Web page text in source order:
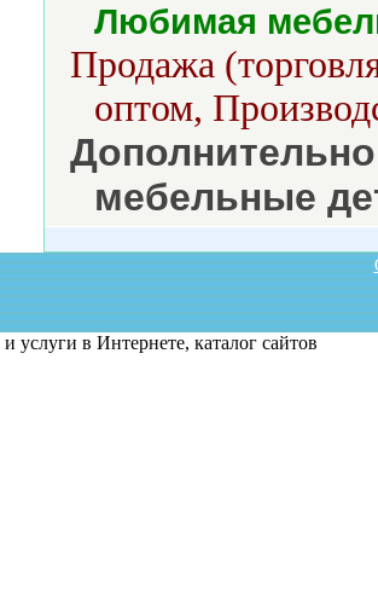
Любимая
Продажа
оптом,
мебельные
в Интернете, каталог сайтов